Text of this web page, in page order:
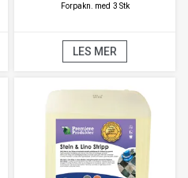
Forpakn. med 3 Stk
LES MER